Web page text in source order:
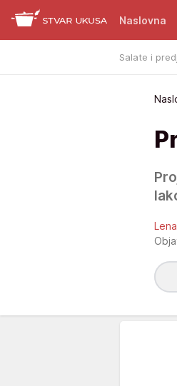
Naslovna
Salate i